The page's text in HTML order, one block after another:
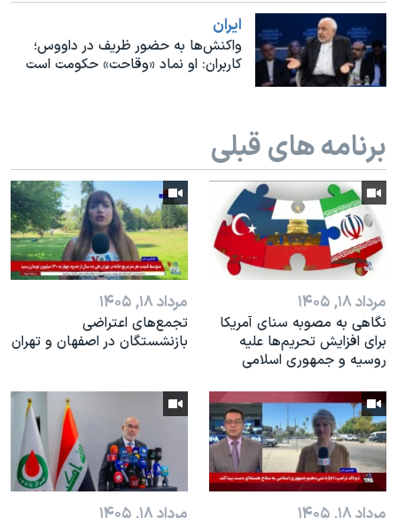
نرگس محمدی برنده جایزه نوبل صلح
همایش محافظه‌کاران آمریکا «سی‌پک»
سفر پرزیدنت ترامپ به چین
ايران
واکنش‌ها به حضور ظریف در داووس؛
کاربران: او نماد «وقاحت» حکومت است
برنامه های قبلی
مرداد ۱۸, ۱۴۰۵
نگاهی به مصوبه سنای آمریکا
برای افزایش تحریم‌ها علیه
روسیه و جمهوری اسلامی
مرداد ۱۸, ۱۴۰۵
تجمع‌های اعتراضی
بازنشستگان در اصفهان و تهران